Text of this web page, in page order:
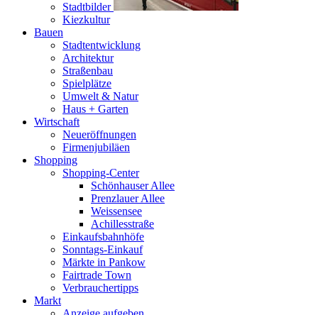
Stadtbilder
Kiezkultur
Bauen
Stadtentwicklung
Architektur
Straßenbau
Spielplätze
Umwelt & Natur
Haus + Garten
Wirtschaft
Neueröffnungen
Firmenjubiläen
Shopping
Shopping-Center
Schönhauser Allee
Prenzlauer Allee
Weissensee
Achillesstraße
Einkaufsbahnhöfe
Sonntags-Einkauf
Märkte in Pankow
Fairtrade Town
Verbrauchertipps
Markt